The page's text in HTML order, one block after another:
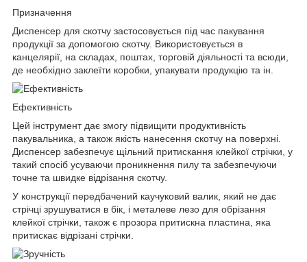
Призначення
Диспенсер для скотчу застосовується під час пакування
продукції за допомогою скотчу. Використовується в
канцелярії, на складах, поштах, торговій діяльності та всюди,
де необхідно заклеїти коробки, упакувати продукцію та ін.
Ефективність
Цей інструмент дає змогу підвищити продуктивність
пакувальника, а також якість нанесення скотчу на поверхні.
Диспенсер забезпечує щільний притискання клейкої стрічки, у
такий спосіб усуваючи проникнення пилу та забезпечуючи
точне та швидке відрізання скотчу.
У конструкції передбачений каучуковий валик, який не дає
стрічці зрушуватися в бік, і металеве лезо для обрізання
клейкої стрічки, також є прозора притискна пластина, яка
притискає відрізані стрічки.